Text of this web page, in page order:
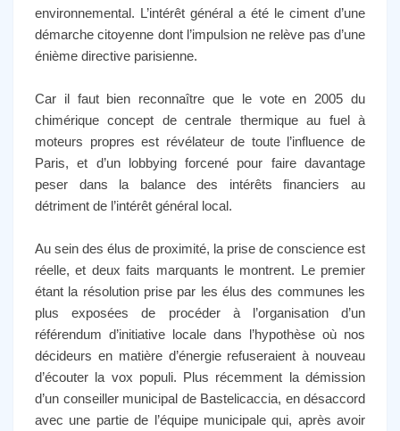
environnemental. L’intérêt général a été le ciment d’une
démarche citoyenne dont l’impulsion ne relève pas d’une
énième directive parisienne.
Car il faut bien reconnaître que le vote en 2005 du
chimérique concept de centrale thermique au fuel à
moteurs propres est révélateur de toute l’influence de
Paris, et d’un lobbying forcené pour faire davantage
peser dans la balance des intérêts financiers au
détriment de l’intérêt général local.
Au sein des élus de proximité, la prise de conscience est
réelle, et deux faits marquants le montrent. Le premier
étant la résolution prise par les élus des communes les
plus exposées de procéder à l’organisation d’un
référendum d’initiative locale dans l’hypothèse où nos
décideurs en matière d’énergie refuseraient à nouveau
d’écouter la vox populi. Plus récemment la démission
d’un conseiller municipal de Bastelicaccia, en désaccord
avec une partie de l’équipe municipale qui, après avoir